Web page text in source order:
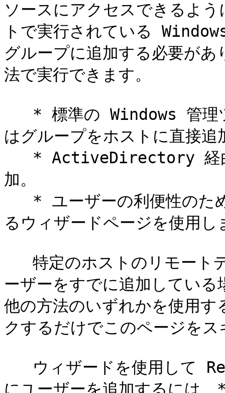
ソースにアクセスできるよ
トで実行されている
グループに追加する必要が
法で実行できます。
はグループをホストに直接追
加。
るウィザードページを使用し
ーザーをすでに追加してい
他の方法のいずれかを使用
クするだけでこのページを
にユーザーを追加するには